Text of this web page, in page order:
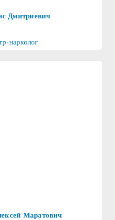
Дмитриевич
нарколог
Маратович